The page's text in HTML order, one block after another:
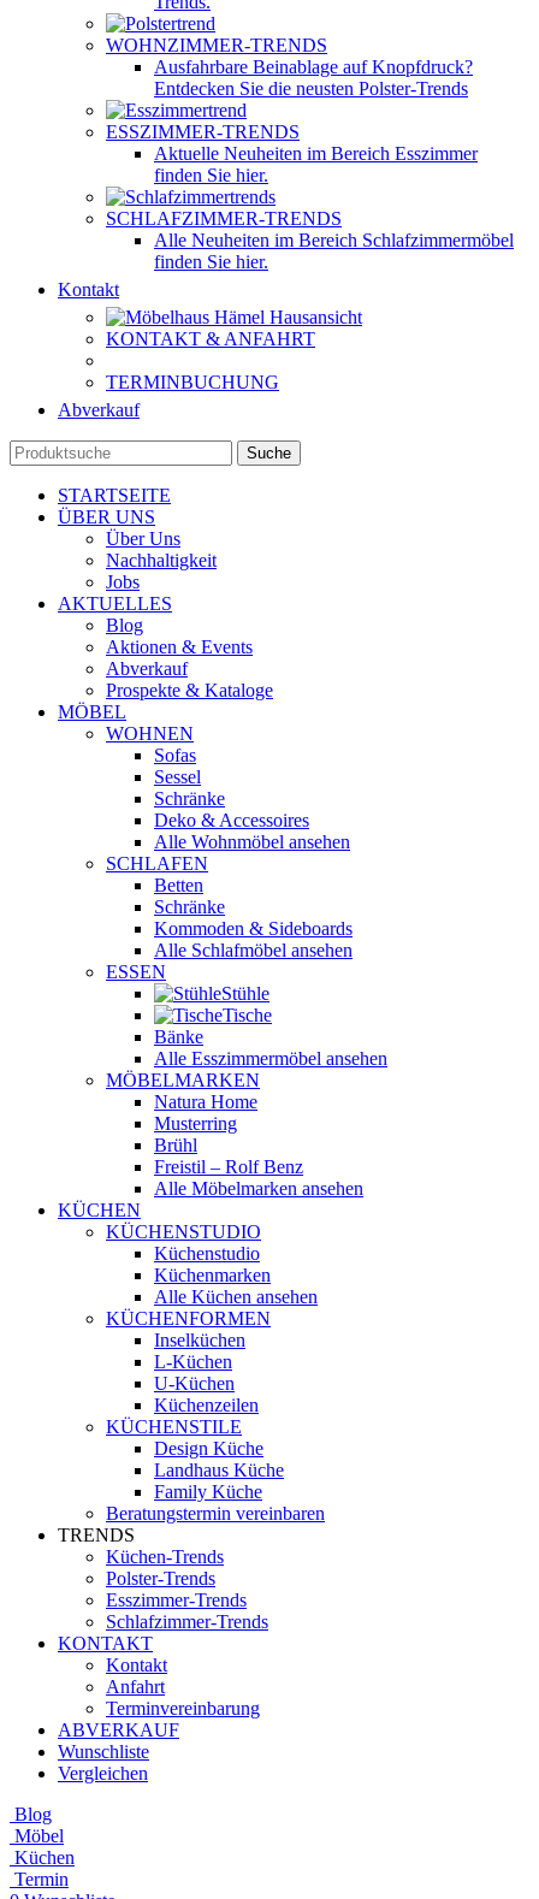
WOHNZIMMER-TRENDS
Ausfahrbare Beinablage auf Knopfdruck?
Entdecken Sie die neusten Polster-Trends
ESSZIMMER-TRENDS
Aktuelle Neuheiten im Bereich Esszimmer
finden Sie hier.
SCHLAFZIMMER-TRENDS
Alle Neuheiten im Bereich Schlafzimmermöbel
finden Sie hier.
Kontakt
KONTAKT & ANFAHRT
TERMINBUCHUNG
Abverkauf
Suche
STARTSEITE
ÜBER UNS
Über Uns
Nachhaltigkeit
Jobs
AKTUELLES
Blog
Aktionen & Events
Abverkauf
Prospekte & Kataloge
MÖBEL
WOHNEN
Sofas
Sessel
Schränke
Deko & Accessoires
Alle Wohnmöbel ansehen
SCHLAFEN
Betten
Schränke
Kommoden & Sideboards
Alle Schlafmöbel ansehen
ESSEN
Stühle
Tische
Bänke
Alle Esszimmermöbel ansehen
MÖBELMARKEN
Natura Home
Musterring
Brühl
Freistil – Rolf Benz
Alle Möbelmarken ansehen
KÜCHEN
KÜCHENSTUDIO
Küchenstudio
Küchenmarken
Alle Küchen ansehen
KÜCHENFORMEN
Inselküchen
L-Küchen
U-Küchen
Küchenzeilen
KÜCHENSTILE
Design Küche
Landhaus Küche
Family Küche
Beratungstermin vereinbaren
TRENDS
Küchen-Trends
Polster-Trends
Esszimmer-Trends
Schlafzimmer-Trends
KONTAKT
Kontakt
Anfahrt
Terminvereinbarung
ABVERKAUF
Wunschliste
Vergleichen
Blog
Möbel
Küchen
Termin